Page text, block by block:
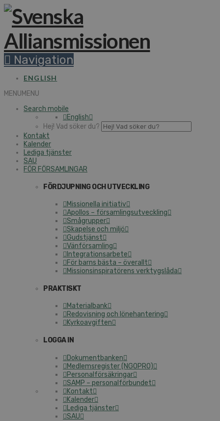
Navigation
ENGLISH
MENUMENU
Search mobile
English
Hej! Vad söker du?
Kontakt
Kalender
Lediga tjänster
SAU
FÖR FÖRSAMLINGAR
FÖRDJUPNING OCH UTVECKLING
Missionella initiativ
Apollos – församlingsutveckling
Smågrupper
Skapelse och miljö
Gudstjänst
Vänförsamling
Integrationsarbete
För barns bästa – överallt
Missionsinspiratörens verktygslåda
PRAKTISKT
Materialbank
Redovisning och lönehantering
Kyrkoavgiften
LOGGA IN
Dokumentbanken
Medlemsregister (NGOPRO)
Personalförsäkringar
SAMP – personalförbundet
Kontakt
Kalender
Lediga tjänster
SAU